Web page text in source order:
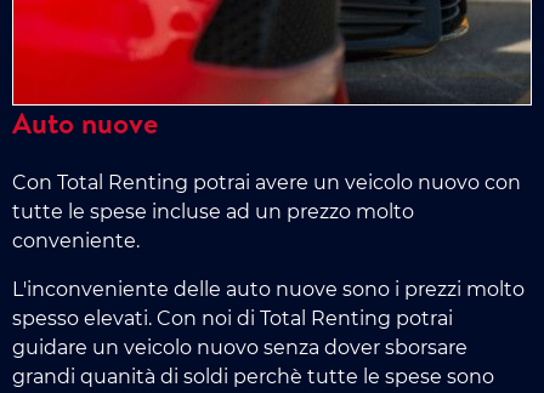
Auto nuove
Con Total Renting potrai avere un veicolo nuovo con
tutte le spese incluse ad un prezzo molto
conveniente.
L'inconveniente delle auto nuove sono i prezzi molto
spesso elevati. Con noi di Total Renting potrai
guidare un veicolo nuovo senza dover sborsare
grandi quanità di soldi perchè tutte le spese sono